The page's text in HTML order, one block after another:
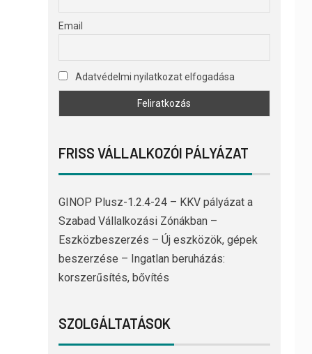
Email
Adatvédelmi nyilatkozat elfogadása
FRISS VÁLLALKOZÓI PÁLYÁZAT
GINOP Plusz-1.2.4-24 – KKV pályázat a
Szabad Vállalkozási Zónákban –
Eszközbeszerzés – Új eszközök, gépek
beszerzése – Ingatlan beruházás:
korszerűsítés, bővítés
SZOLGÁLTATÁSOK